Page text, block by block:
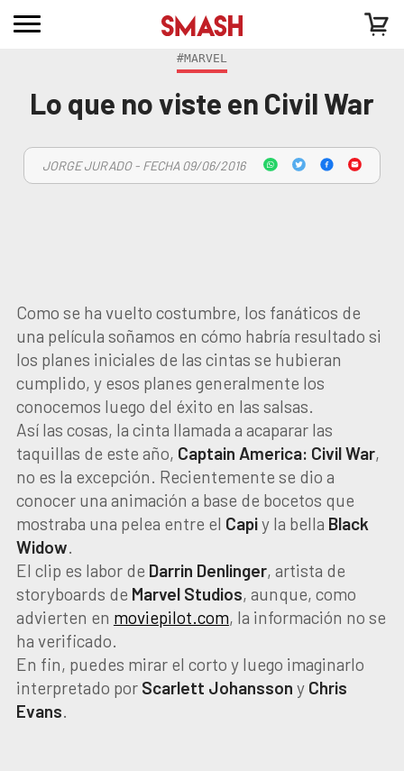
#MARVEL
Lo que no viste en Civil War
JORGE JURADO - FECHA 09/06/2016
Como se ha vuelto costumbre, los fanáticos de
una película soñamos en cómo habría resultado si
los planes iniciales de las cintas se hubieran
cumplido, y esos planes generalmente los
conocemos luego del éxito en las salsas.
Así las cosas, la cinta llamada a acaparar las
taquillas de este año, Captain America: Civil War,
no es la excepción. Recientemente se dio a
conocer una animación a base de bocetos que
mostraba una pelea entre el Capiy la bella Black
Widow.
El clip es labor de Darrin Denlinger, artista de
storyboards de Marvel Studios, aunque, como
advierten en moviepilot.com, la información no se
ha verificado.
En fin, puedes mirar el corto y luego imaginarlo
interpretado por Scarlett Johansson y Chris
Evans.